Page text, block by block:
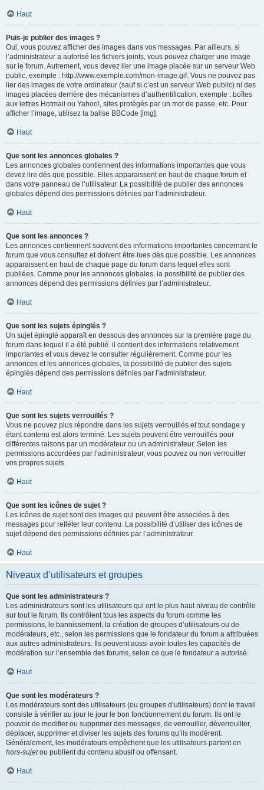
Haut
Puis-je publier des images ?
Oui, vous pouvez afficher des images dans vos messages. Par ailleurs, si
l’administrateur a autorisé les fichiers joints, vous pouvez charger une image
sur le forum. Autrement, vous devez lier une image placée sur un serveur Web
public, exemple : http://www.exemple.com/mon-image.gif. Vous ne pouvez pas
lier des images de votre ordinateur (sauf si c’est un serveur Web public) ni des
images placées derrière des mécanismes d’authentification, exemple : boîtes
aux lettres Hotmail ou Yahoo!, sites protégés par un mot de passe, etc. Pour
afficher l’image, utilisez la balise BBCode [img].
Haut
Que sont les annonces globales ?
Les annonces globales contiennent des informations importantes que vous
devez lire dès que possible. Elles apparaissent en haut de chaque forum et
dans votre panneau de l’utilisateur. La possibilité de publier des annonces
globales dépend des permissions définies par l’administrateur.
Haut
Que sont les annonces ?
Les annonces contiennent souvent des informations importantes concernant le
forum que vous consultez et doivent être lues dès que possible. Les annonces
apparaissent en haut de chaque page du forum dans lequel elles sont
publiées. Comme pour les annonces globales, la possibilité de publier des
annonces dépend des permissions définies par l’administrateur.
Haut
Que sont les sujets épinglés ?
Un sujet épinglé apparaît en dessous des annonces sur la première page du
forum dans lequel il a été publié. il contient des informations relativement
importantes et vous devez le consulter régulièrement. Comme pour les
annonces et les annonces globales, la possibilité de publier des sujets
épinglés dépend des permissions définies par l’administrateur.
Haut
Que sont les sujets verrouillés ?
Vous ne pouvez plus répondre dans les sujets verrouillés et tout sondage y
étant contenu est alors terminé. Les sujets peuvent être verrouillés pour
différentes raisons par un modérateur ou un administrateur. Selon les
permissions accordées par l’administrateur, vous pouvez ou non verrouiller
vos propres sujets.
Haut
Que sont les icônes de sujet ?
Les icônes de sujet sont des images qui peuvent être associées à des
messages pour refléter leur contenu. La possibilité d’utiliser des icônes de
sujet dépend des permissions définies par l’administrateur.
Haut
Niveaux d’utilisateurs et groupes
Que sont les administrateurs ?
Les administrateurs sont les utilisateurs qui ont le plus haut niveau de contrôle
sur tout le forum. Ils contrôlent tous les aspects du forum comme les
permissions, le bannissement, la création de groupes d’utilisateurs ou de
modérateurs, etc., selon les permissions que le fondateur du forum a attribuées
aux autres administrateurs. Ils peuvent aussi avoir toutes les capacités de
modération sur l’ensemble des forums, selon ce que le fondateur a autorisé.
Haut
Que sont les modérateurs ?
Les modérateurs sont des utilisateurs (ou groupes d’utilisateurs) dont le travail
consiste à vérifier au jour le jour le bon fonctionnement du forum. Ils ont le
pouvoir de modifier ou supprimer des messages, de verrouiller, déverrouiller,
déplacer, supprimer et diviser les sujets des forums qu’ils modèrent.
Généralement, les modérateurs empêchent que les utilisateurs partent en
hors-sujetou publient du contenu abusif ou offensant.
Haut